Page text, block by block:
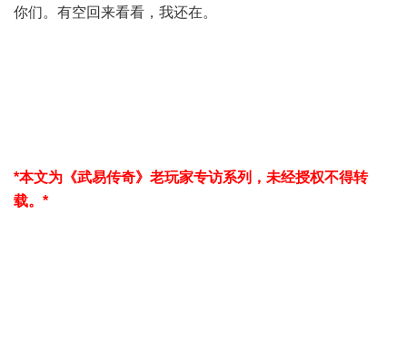
你们。有空回来看看，我还在。
*本文为《武易传奇》老玩家专访系列，未经授权不得转
载。*